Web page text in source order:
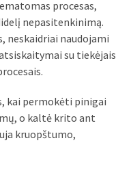
procesas,
nepasitenkinimą.
neskaidriai naudojami
su tiekėjais
kai permokėti pinigai
o kaltė krito ant
kruopštumo,